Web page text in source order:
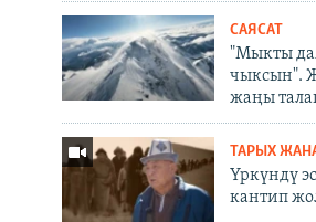
САЯСАТ
"Мыкты
чыксын".
жаңы
ТАРЫХ
Үркүндү
кантип